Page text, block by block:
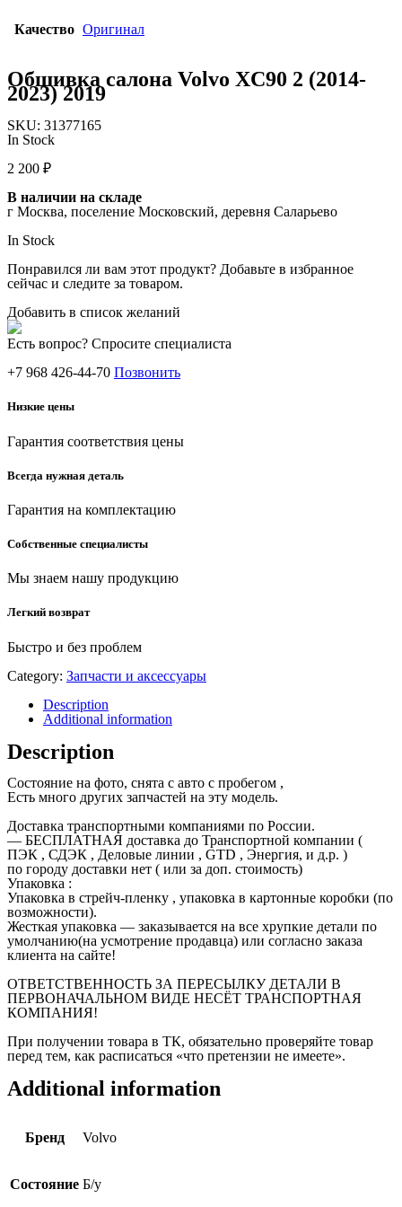
Качество Оригинал
Обшивка салона Volvo XC90 2 (2014-
2023) 2019
SKU: 31377165
In Stock
2 200 ₽
В наличии на складе
г Москва, поселение Московский, деревня Саларьево
In Stock
Понравился ли вам этот продукт? Добавьте в избранное
сейчас и следите за товаром.
Добавить в список желаний
Есть вопрос? Спросите специалиста
+7 968 426-44-70 Позвонить
Низкие цены
Гарантия соответствия цены
Всегда нужная деталь
Гарантия на комплектацию
Собственные специалисты
Мы знаем нашу продукцию
Легкий возврат
Быстро и без проблем
Category: Запчасти и аксессуары
Description
Additional information
Description
Состояние на фото, снята с авто с пробегом ,
Есть много других запчастей на эту модель.
Доставка транспортными компаниями по России.
— БЕСПЛАТНАЯ доставка до Транспортной компании (
ПЭК , СДЭК , Деловые линии , GTD , Энергия, и д.р. )
по городу доставки нет ( или за доп. стоимость)
Упаковка :
Упаковка в стрейч-пленку , упаковка в картонные коробки (по
возможности).
Жесткая упаковка — заказывается на все хрупкие детали по
умолчанию(на усмотрение продавца) или согласно заказа
клиента на сайте!
ОТВЕТСТВЕННОСТЬ ЗА ПЕРЕСЫЛКУ ДЕТАЛИ В
ПЕРВОНАЧАЛЬНОМ ВИДЕ НЕСЁТ ТРАНСПОРТНАЯ
КОМПАНИЯ!
При получении товара в ТК, обязательно проверяйте товар
перед тем, как расписаться «что претензии не имеете».
Additional information
Бренд Volvo
Состояние Б/у